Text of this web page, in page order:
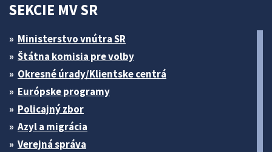
SEKCIE MV SR
Ministerstvo vnútra SR
Štátna komisia pre volby
Okresné úrady/Klientske centrá
Európske programy
Policajný zbor
Azyl a migrácia
Verejná správa